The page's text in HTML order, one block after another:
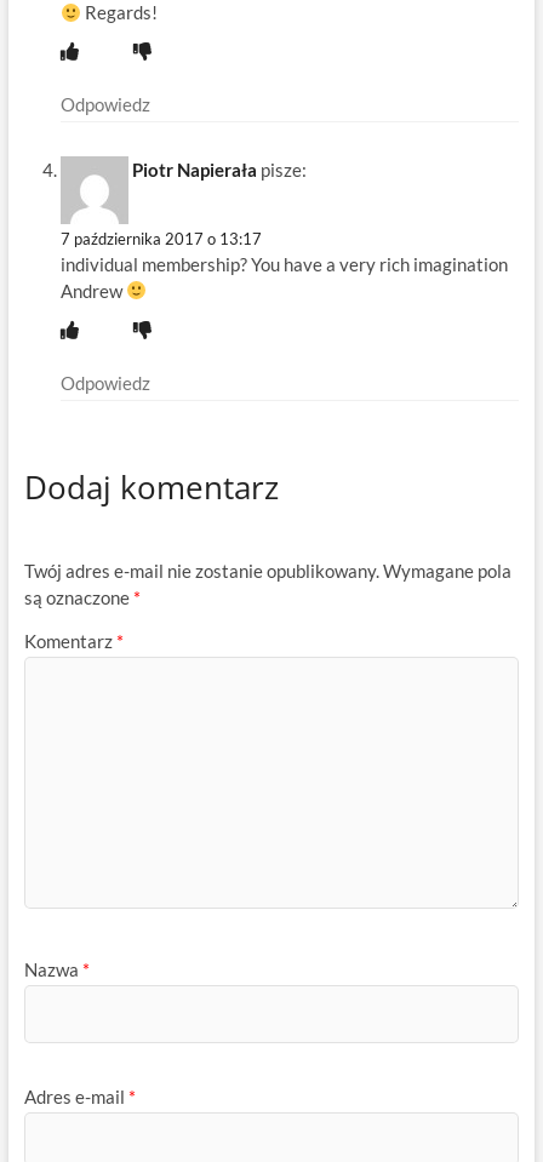
Regards!
Odpowiedz
Piotr Napierała pisze:
7 października 2017 o 13:17
individual membership? You have a very rich imagination
Andrew
Odpowiedz
Dodaj komentarz
Twój adres e-mail nie zostanie opublikowany.Wymagane pola
są oznaczone *
Komentarz *
Nazwa *
Adres e-mail *